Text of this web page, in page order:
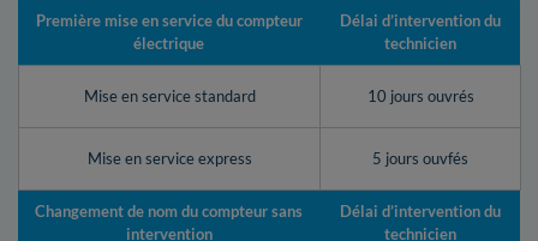
Première mise en service du compteur
électrique
Délai d’intervention du
technicien
Mise en service standard 10 jours ouvrés
Mise en service express 5 jours ouvfés
Changement de nom du compteur sans
intervention
Délai d’intervention du
technicien